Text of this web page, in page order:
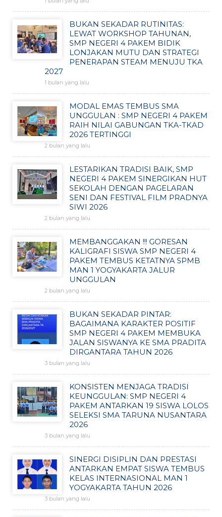
BUKAN SEKADAR RUTINITAS:
LEWAT WORKSHOP TAHUNAN,
SMP NEGERI 4 PAKEM BIDIK
LONJAKAN MUTU DAN STRATEGI
PENERAPAN STEAM MENUJU TKA
2027
1 bulan yang lalu
MODAL EMAS TEMBUS SMA
UNGGULAN : SMP NEGERI 4 PAKEM
RAIH NILAI GABUNGAN TKA-TKAD
2026 TERTINGGI
2 bulan yang lalu
LESTARIKAN TRADISI BAIK, SMP
NEGERI 4 PAKEM SINERGIKAN HUT
SEKOLAH DENGAN PAGELARAN
SENI DAN FESTIVAL FILM PRADNYA
SIWI 2026
2 bulan yang lalu
MEMBANGGAKAN !!! GORESAN
KALIGRAFI SISWA SMP NEGERI 4
PAKEM TEMBUS KETATNYA SPMB
MAN 1 YOGYAKARTA JALUR
UNGGULAN
2 bulan yang lalu
BUKAN SEKADAR PINTAR:
BAGAIMANA KARAKTER POSITIF
SMP NEGERI 4 PAKEM MEMBUKA
JALAN SISWANYA KE SMA PRADITA
DIRGANTARA TAHUN 2026
3 bulan yang lalu
KONSISTEN MENJAGA TRADISI
KEUNGGULAN: SMP NEGERI 4
PAKEM ANTARKAN 19 SISWA LOLOS
SELEKSI SMA TARUNA NUSANTARA
2026
3 bulan yang lalu
SINERGI DISIPLIN DAN PRESTASI
ANTARKAN EMPAT SISWA TEMBUS
KELAS INTERNASIONAL MAN 1
YOGYAKARTA TAHUN 2026
3 bulan yang lalu